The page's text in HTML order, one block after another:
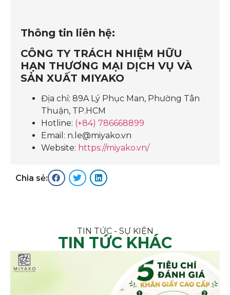
Thông tin liên hệ:
CÔNG TY TRÁCH NHIỆM HỮU
HẠN THƯƠNG MẠI DỊCH VỤ VÀ
SẢN XUẤT MIYAKO
Địa chỉ: 89A Lý Phục Man, Phường Tân
Thuận, TP.HCM
Hotline: (+84) 786668899
Email: n.le@miyako.vn
Website: https://miyako.vn/
Chia sẻ:
TIN TỨC - SỰ KIỆN
TIN TỨC KHÁC